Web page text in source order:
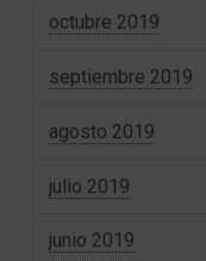
octubre 2019
septiembre 2019
agosto 2019
julio 2019
junio 2019